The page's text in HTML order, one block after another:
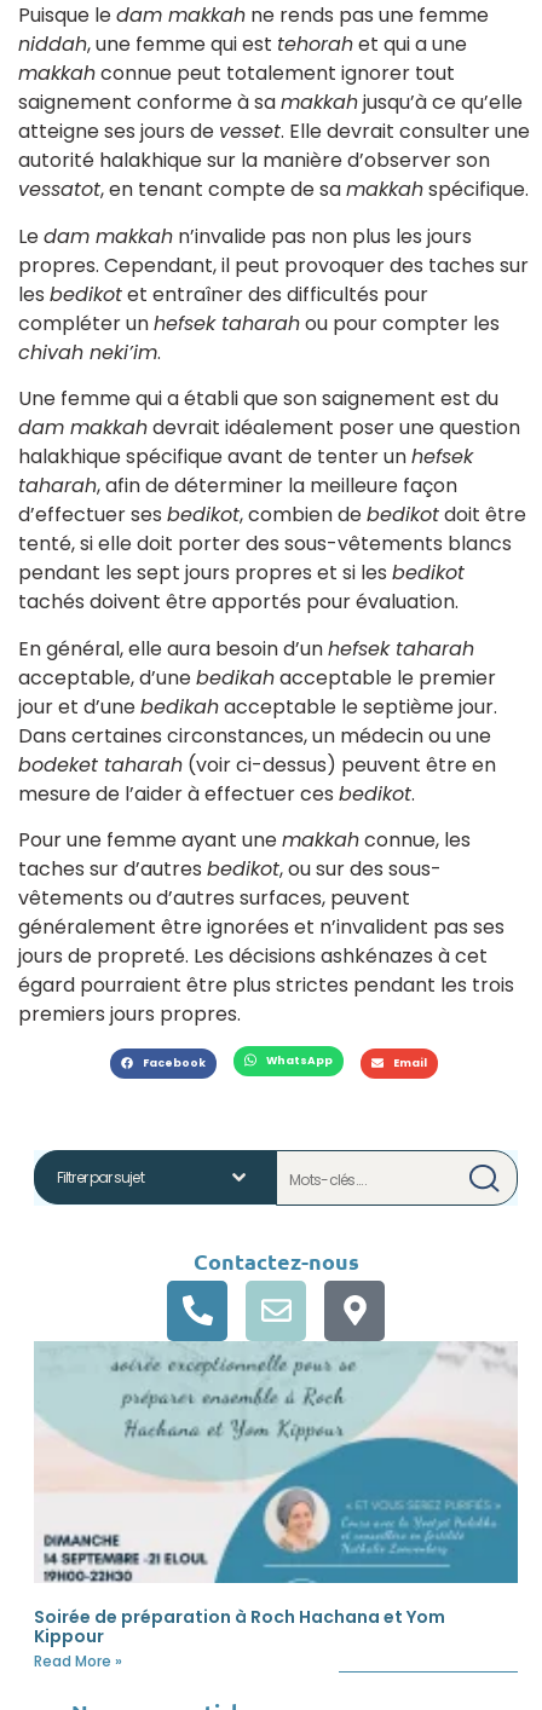
Puisque ledam makkah ne rends pas une femme
niddah, une femme qui est tehorahet qui a une
makkahconnue peut totalement ignorer tout
saignement conforme à samakkahjusqu’à ce qu’elle
atteigne ses jours de vesset. Elle devrait consulter une
autorité halakhique sur la manière d’observer son
vessatot, en tenant compte de samakkahspécifique.
Ledam makkah n’invalide pas non plus les jours
propres. Cependant, il peut provoquer des taches sur
les bedikotet entraîner des difficultés pour
compléter unhefsek taharahou pour compter les
chivah neki’im.
Une femme qui a établi que son saignement est du
dam makkahdevrait idéalement poser une question
halakhique spécifique avant de tenter unhefsek
taharah, afin de déterminer la meilleure façon
d’effectuer ses bedikot, combien debedikotdoit être
tenté, si elle doit porter des sous-vêtements blancs
pendant les sept jours propres et si les bedikot
tachés doivent être apportés pour évaluation.
En général, elle aura besoin d’unhefsek taharah
acceptable, d’unebedikahacceptable le premier
jour et d’unebedikahacceptable le septième jour.
Dans certaines circonstances, un médecin ou une
bodeket taharah (voir ci-dessus) peuvent être en
mesure de l’aider à effectuer ces bedikot.
Pour une femme ayant unemakkahconnue, les
taches sur d’autres bedikot, ou sur des sous-
vêtements ou d’autres surfaces, peuvent
généralement être ignorées et n’invalident pas ses
jours de propreté. Les décisions ashkénazes à cet
égard pourraient être plus strictes pendant les trois
premiers jours propres.
Facebook WhatsApp Email
Contactez-nous
Soirée de préparation à Roch Hachana et Yom
Kippour
Read More »